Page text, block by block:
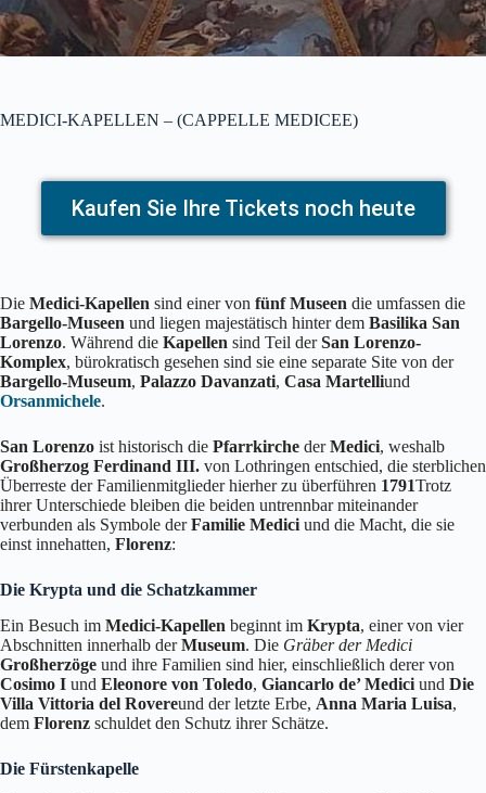
MEDICI-KAPELLEN – (CAPPELLE MEDICEE)
Kaufen Sie Ihre Tickets noch heute
Die Medici-Kapellen sind einer von fünf Museen die umfassen die
Bargello-Museen und liegen majestätisch hinter dem Basilika San
Lorenzo. Während die Kapellen sind Teil derSan Lorenzo-
Komplex, bürokratisch gesehen sind sie eine separate Site von der
Bargello-Museum, Palazzo Davanzati, Casa Martelliund
Orsanmichele.
San Lorenzo ist historisch die Pfarrkirche derMedici, weshalb
Großherzog Ferdinand III. von Lothringen entschied, die sterblichen
Überreste der Familienmitglieder hierher zu überführen 1791Trotz
ihrer Unterschiede bleiben die beiden untrennbar miteinander
verbunden als Symbole derFamilie Medici und die Macht, die sie
einst innehatten, Florenz:
Die Krypta und die Schatzkammer
Ein Besuch im Medici-Kapellen beginnt im Krypta, einer von vier
Abschnitten innerhalb derMuseum. Die Gräber der Medici
Großherzöge und ihre Familien sind hier, einschließlich derer von
Cosimo I und Eleonore von Toledo, Giancarlo de’ Medici und Die
Villa Vittoria del Rovereund der letzte Erbe, Anna Maria Luisa,
dem Florenz schuldet den Schutz ihrer Schätze.
Die Fürstenkapelle